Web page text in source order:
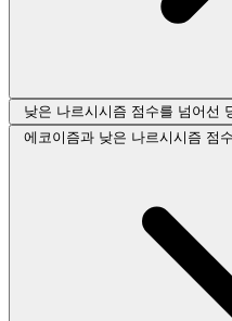
낮은 나르시시즘 점수를 넘어선
에코이즘과 낮은 나르시시즘 점